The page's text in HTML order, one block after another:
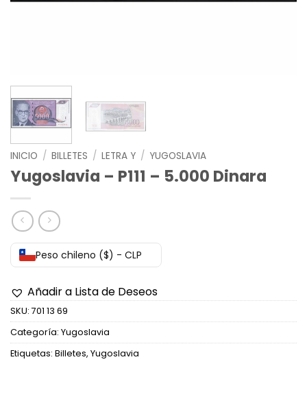
INICIO / BILLETES / LETRA Y / YUGOSLAVIA
Yugoslavia – P111 – 5.000 Dinara
Peso chileno ($) - CLP
Añadir a Lista de Deseos
SKU: 701 13 69
Categoría: Yugoslavia
Etiquetas: Billetes, Yugoslavia